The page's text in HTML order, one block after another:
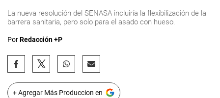
La nueva resolución del SENASA incluiría la flexibilización de la
barrera sanitaria, pero solo para el asado con hueso.
PorRedacción +P
+ Agregar Más Produccion en